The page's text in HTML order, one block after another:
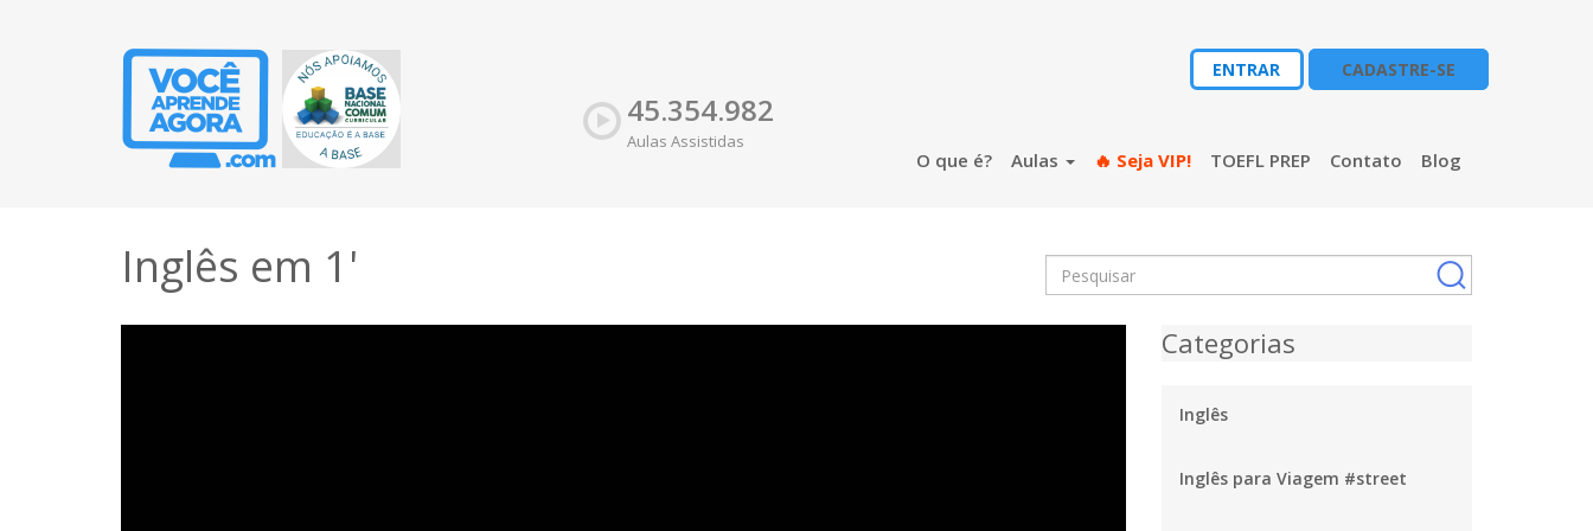
ENTRAR CADASTRE-SE
45.354.982
Aulas Assistidas
O que é? Aulas 🔥 Seja VIP! TOEFL PREP Contato Blog
Inglês em 1'
Categorias
Inglês
Inglês para Viagem #street